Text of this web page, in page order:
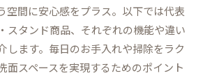
空間に安心感をプラス。以下では代表
スタンド商品、それぞれの機能や違い
します。毎日のお手入れや掃除をラク
面スペースを実現するためのポイント